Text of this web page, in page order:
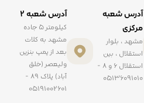
آدرس شعبه
مرکزی
مشهد ، بلوار
استقلال ، بین
استقلال ۶ و ۸ -
۰۵۱۳۶۰۹۱۰۱۰
آدرس شعبه ۲
کیلومتر ۵ جاده
مشهد به کلات
بعد از پمپ بنزین
ولیعصر (خلق
آباد) پلاک ۸۹ -
۰۵۱۹۱۰۰۲۶۰۱